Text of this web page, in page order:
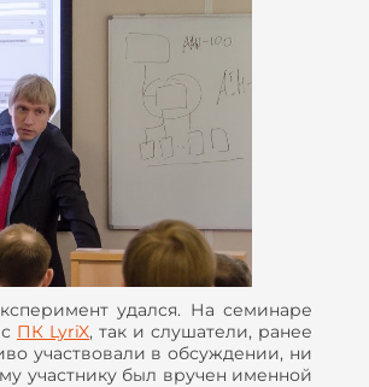
удался. На семинаре
ПК LyriX, так и слушатели, ранее
участвовали в обсуждении, ни
участнику был вручен именной